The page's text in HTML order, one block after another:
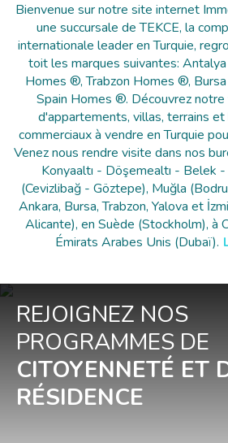
Bienvenue sur notre site internet
une succursale de TEKCE, la
internationale leader en Turquie,
toit les marques suivantes:
Homes ®, Trabzon Homes ®,
Spain Homes ®. Découvrez
d'appartements, villas, terrains
commerciaux à vendre en Turquie
Venez nous rendre visite dans nos
Konyaaltı - Döşemealtı - Belek
(Cevizlibağ - Göztepe), Muğla
Ankara, Bursa, Trabzon, Yalova et
Alicante), en Suède (Stockholm), à
Émirats Arabes Unis (Dubaï).
REJOIGNEZ NOS
PROGRAMMES DE
CITOYENNETÉ ET
RÉSIDENCE